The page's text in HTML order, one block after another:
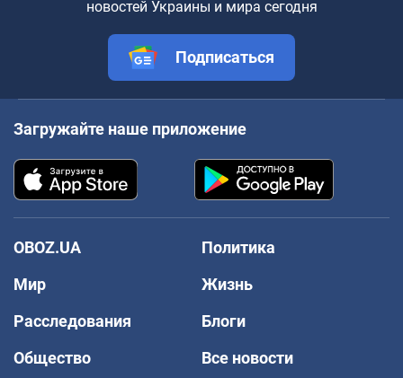
новостей Украины и мира сегодня
Подписаться
Загружайте наше приложение
OBOZ.UA
Политика
Мир
Жизнь
Расследования
Блоги
Общество
Все новости